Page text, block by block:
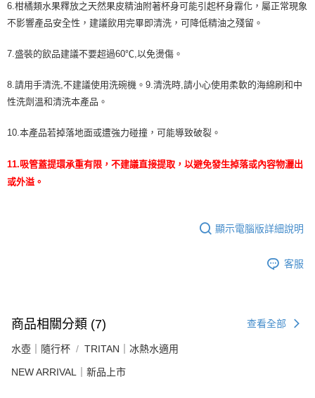
6.柑橘類水果釋放之天然果皮精油附著杯身可能引起杯身霧化，屬正常現象
不影響產品安全性，建議飲用完畢即清洗，可降低精油之殘留。
7.盛裝的飲品建議不要超過60℃,以免燙傷。
8.請用手清洗,不建議使用洗碗機。9.清洗時,請小心使用柔軟的海綿刷和中
性洗劑溫和清洗本產品。
10.本產品若掉落地面或遭強力碰撞，可能導致破裂。
11.吸管蓋提環承重有限，不建議直接提取，以避免發生掉落或內容物灑出
或外溢。
顯示電腦版詳細說明
客服
商品相關分類 (7) 查看全部
水壺｜隨行杯 TRITAN｜冰熱水適用
NEW ARRIVAL｜新品上市